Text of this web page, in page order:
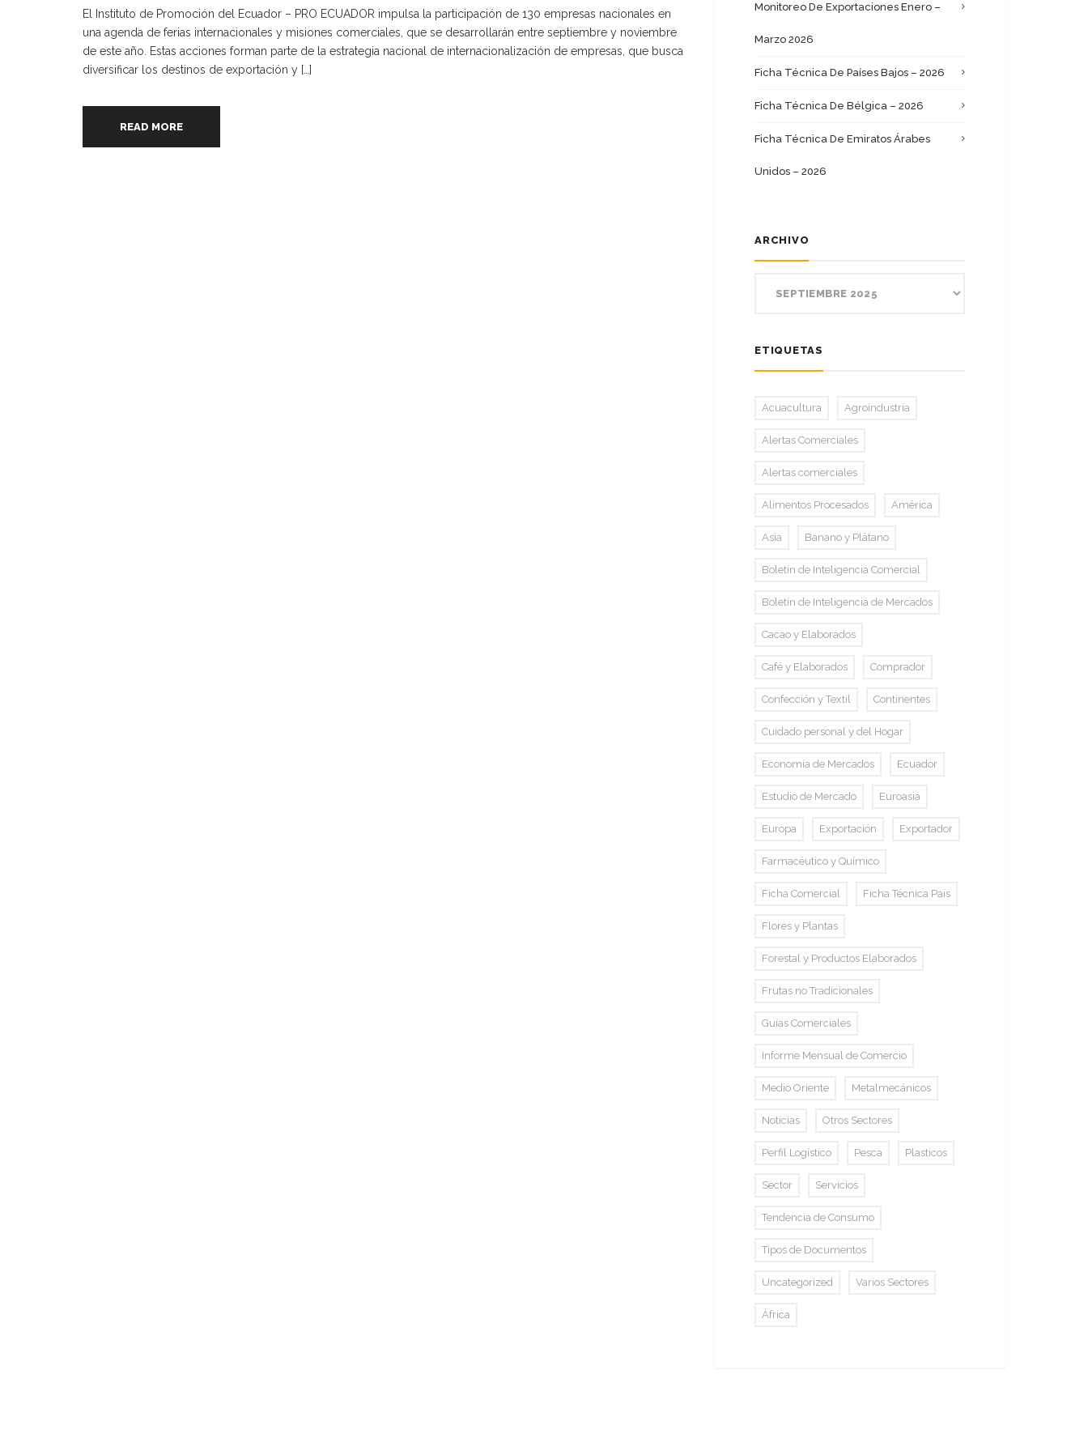
El Instituto de Promoción del Ecuador – PRO ECUADOR impulsa la participación de 130 empresas nacionales en
una agenda de ferias internacionales y misiones comerciales, que se desarrollarán entre septiembre y noviembre
de este año. Estas acciones forman parte de la estrategia nacional de internacionalización de empresas, que busca
diversificar los destinos de exportación y […]
READ MORE
Monitoreo De Exportaciones Enero –
Marzo 2026
Ficha Técnica De Países Bajos – 2026
Ficha Técnica De Bélgica – 2026
Ficha Técnica De Emiratos Árabes
Unidos – 2026
ARCHIVO
ETIQUETAS
Acuacultura Agroindustria
Alertas Comerciales
Alertas comerciales
Alimentos Procesados América
Asia Banano y Plátano
Boletín de Inteligencia Comercial
Boletín de Inteligencia de Mercados
Cacao y Elaborados
Café y Elaborados Comprador
Confección y Textil Continentes
Cuidado personal y del Hogar
Economía de Mercados Ecuador
Estudio de Mercado Euroasia
Europa Exportación Exportador
Farmacéutico y Químico
Ficha Comercial Ficha Técnica País
Flores y Plantas
Forestal y Productos Elaborados
Frutas no Tradicionales
Guías Comerciales
Informe Mensual de Comercio
Medio Oriente Metalmecánicos
Noticias Otros Sectores
Perfil Logístico Pesca Plasticos
Sector Servicios
Tendencia de Consumo
Tipos de Documentos
Uncategorized Varios Sectores
África